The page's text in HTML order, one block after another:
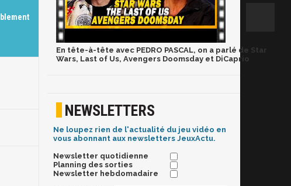
En tête-à-tête avec PEDRO PASCAL, on a parlé de Star
Wars, Last of Us, Avengers Doomsday et DiCaprio
NEWSLETTERS
Ne loupez rien de l'actualité du jeu vidéo en
vous abonnant aux newsletters JeuxActu.
Newsletter quotidienne
Planning des sorties
Newsletter hebdomadaire